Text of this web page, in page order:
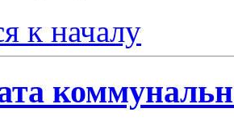
к началу